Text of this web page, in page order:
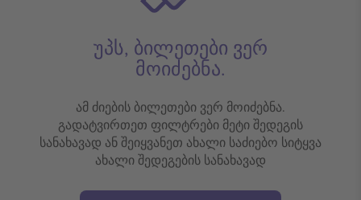
უპს, ბილეთები ვერ
მოიძებნა.
ამ ძიების ბილეთები ვერ მოიძებნა.
გადატვირთეთ ფილტრები მეტი შედეგის
სანახავად ან შეიყვანეთ ახალი საძიებო სიტყვა
ახალი შედეგების სანახავად